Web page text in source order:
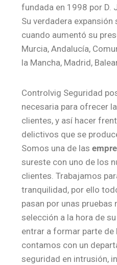
fundada en 1998 por D.
Su verdadera
cuando aumentó su
Murcia, Andalucía,
la Mancha, Madrid,
Controlvig Seguridad
necesaria para ofrecer
clientes, y así hacer
delictivos que se
Somos una de las
sureste con uno de los
clientes. Trabajamos
tranquilidad, por ello
pasan por unas pruebas
selección a la hora de
entrar a formar parte de
contamos con un
seguridad en intrusión,